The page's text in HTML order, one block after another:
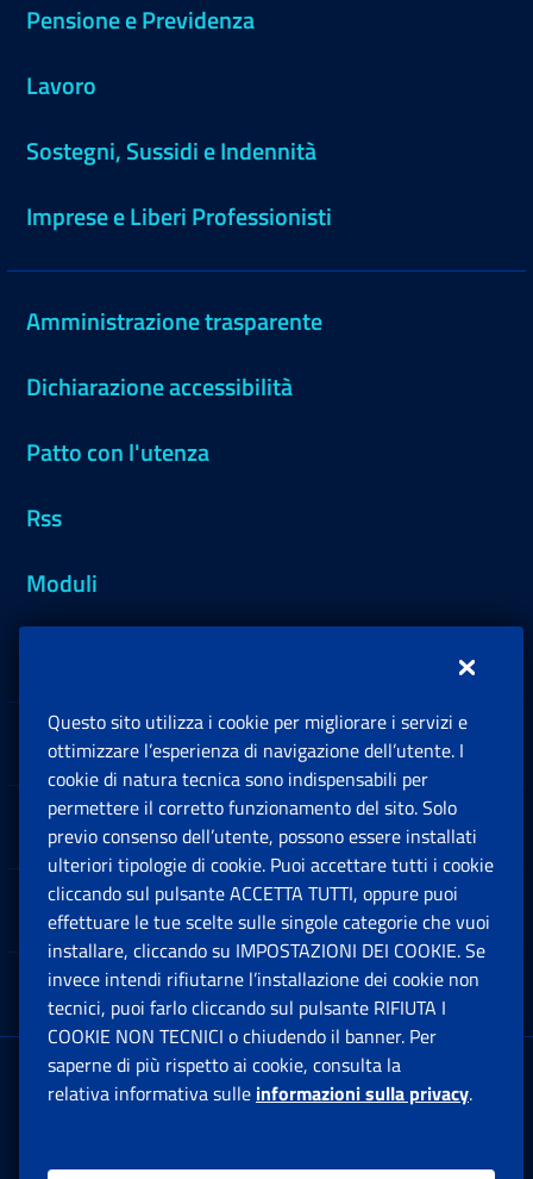
Pensione e Previdenza
Lavoro
Sostegni, Sussidi e Indennità
Imprese e Liberi Professionisti
Amministrazione trasparente
Dichiarazione accessibilità
Patto con l'utenza
Rss
Moduli
Sedi e Contatti
Software
Note Legali
App mobile
Sede Legale : Via Ciro il Grande, 21
00144 Roma
Questo sito utilizza i cookie per migliorare i servizi e
ottimizzare l’esperienza di navigazione dell’utente. I
cookie di natura tecnica sono indispensabili per
permettere il corretto funzionamento del sito. Solo
previo consenso dell’utente, possono essere installati
ulteriori tipologie di cookie. Puoi accettare tutti i cookie
cliccando sul pulsante ACCETTA TUTTI, oppure puoi
effettuare le tue scelte sulle singole categorie che vuoi
installare, cliccando su IMPOSTAZIONI DEI COOKIE. Se
invece intendi rifiutarne l’installazione dei cookie non
tecnici, puoi farlo cliccando sul pulsante RIFIUTA I
COOKIE NON TECNICI o chiudendo il banner. Per
saperne di più rispetto ai cookie, consulta la
relativa informativa sulle informazioni sulla privacy.